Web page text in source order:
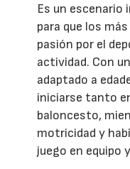
Es un escenario
para que los
pasión por el
actividad. Con
adaptado a
iniciarse tanto
baloncesto,
motricidad y
juego en equipo